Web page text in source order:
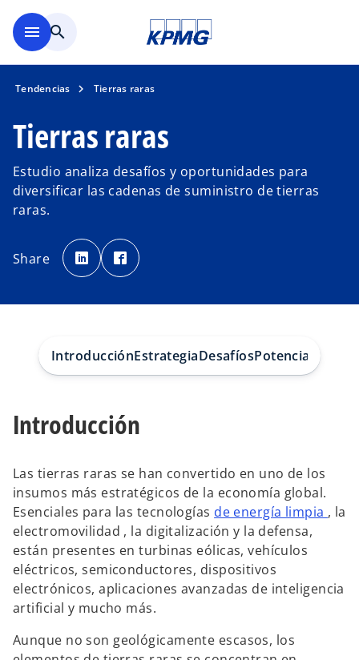
menu search
Tendencias Tierras raras
Tierras raras
Estudio analiza desafíos y oportunidades para
diversificar las cadenas de suministro de tierras
raras.
Share e
a
b
e
t
u
e
e
a
p
e
t
u
e
IntroducciónEstrategiaDesafíosPotencial
Introducción
Las tierras raras se han convertido en uno de los
insumos más estratégicos de la economía global.
Esenciales para las tecnologías de energía limpia , la
electromovilidad , la digitalización y la defensa,
están presentes en turbinas eólicas, vehículos
eléctricos, semiconductores, dispositivos
electrónicos, aplicaciones avanzadas de inteligencia
artificial y mucho más.
Aunque no son geológicamente escasos, los